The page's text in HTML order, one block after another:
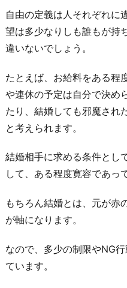
自由の定義は人それぞれに
望は多少なりしも誰もが持
違いないでしょう。
たとえば、お給料をある程
や連休の予定は自分で決め
たり、結婚しても邪魔され
と考えられます。
結婚相手に求める条件とし
して、ある程度寛容であっ
もちろん結婚とは、元が赤
が軸になります。
なので、多少の制限やNG
ています。